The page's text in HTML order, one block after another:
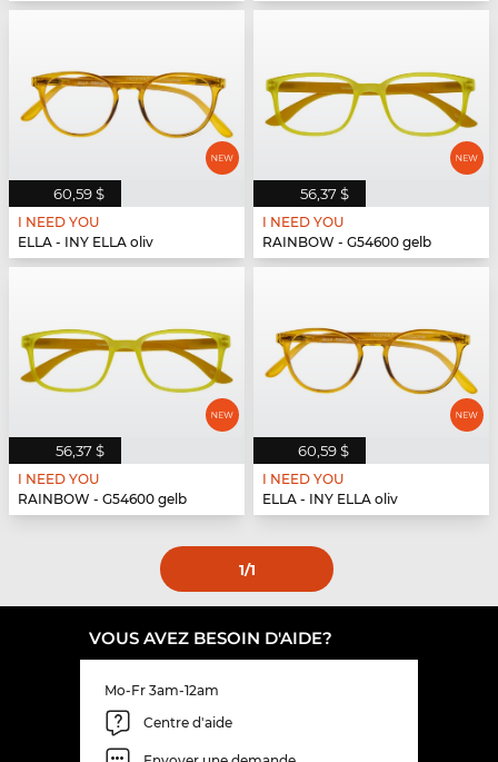
60,59 $
I NEED YOU
ELLA - INY ELLA oliv
56,37 $
I NEED YOU
RAINBOW - G54600 gelb
56,37 $
I NEED YOU
RAINBOW - G54600 gelb
60,59 $
I NEED YOU
ELLA - INY ELLA oliv
1/1
VOUS AVEZ BESOIN D'AIDE?
Mo-Fr 3am-12am
Centre d'aide